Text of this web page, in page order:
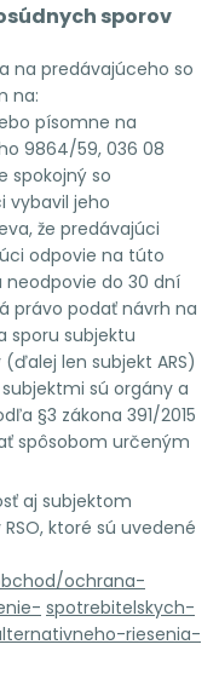
sporov
na predávajúceho so
na:
písomne na
9864/59, 036 08
spokojný so
vybavil jeho
že predávajúci
odpovie na túto
do 30 dní
právo podať návrh na
sporu subjektu
len subjekt ARS)
subjektmi sú orgány a
§3 zákona 391/2015
spôsobom určeným
aj subjektom
ktoré sú uvedené
ochrana-
spotrebitelskych-
riesenia-